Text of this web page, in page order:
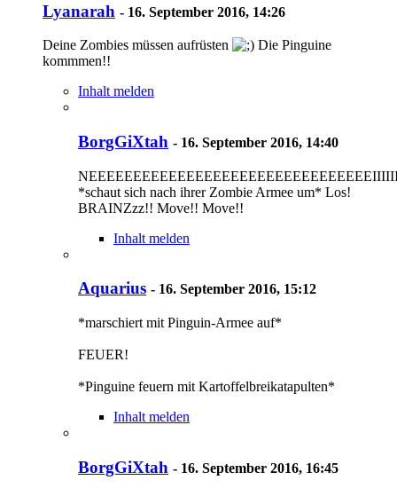
Lyanarah - 16. September 2016, 14:26
Deine Zombies müssen aufrüsten
Die Pinguine
kommmen!!
Inhalt melden
BorgGiXtah - 16. September 2016, 14:40
*schaut sich nach ihrer Zombie Armee um* Los!
BRAINZzz!! Move!! Move!!
Inhalt melden
Aquarius - 16. September 2016, 15:12
*marschiert mit Pinguin-Armee auf*
FEUER!
*Pinguine feuern mit Kartoffelbreikatapulten*
Inhalt melden
BorgGiXtah - 16. September 2016, 16:45